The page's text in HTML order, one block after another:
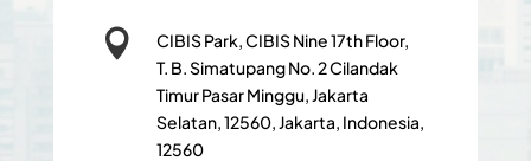

CIBIS Park, CIBIS Nine 17th Floor,
T. B. Simatupang No. 2 Cilandak
Timur Pasar Minggu, Jakarta
Selatan, 12560, Jakarta, Indonesia,
12560